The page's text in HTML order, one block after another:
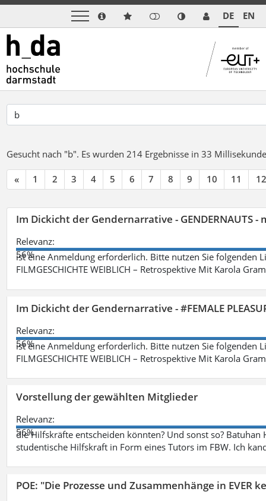
DE EN
Gesucht nach "b". Es wurden 214 Ergebnisse in 33
« 1 2 3 4 5 6 7 8 9 10 11 12
Im Dickicht der Gendernarrative - GENDERNAUTS
Relevanz:
56%
ist eine Anmeldung erforderlich. Bitte nutzen Sie folgenden
FILMGESCHICHTE WEIBLICH – Retrospektive Mit Karola
Im Dickicht der Gendernarrative - #FEMALE
Relevanz:
56%
ist eine Anmeldung erforderlich. Bitte nutzen Sie folgenden
FILMGESCHICHTE WEIBLICH – Retrospektive Mit Karola
Vorstellung der gewählten Mitglieder
Relevanz:
56%
die Hilfskräfte entscheiden könnten? Und sonst so?
studentische Hilfskraft in Form eines Tutors im FBW. Ich
POE: "Die Prozesse und Zusammenhänge in EVER